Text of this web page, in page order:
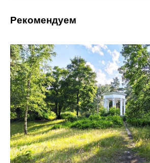
Рекомендуем